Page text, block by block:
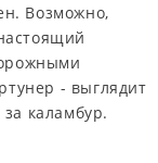
Возможно,
- выглядит
каламбур.